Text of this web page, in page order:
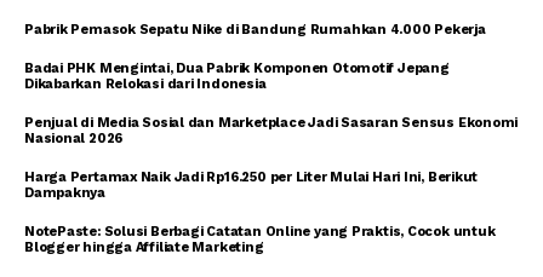
Pabrik Pemasok Sepatu Nike di Bandung Rumahkan 4.000 Pekerja
Badai PHK Mengintai, Dua Pabrik Komponen Otomotif Jepang
Dikabarkan Relokasi dari Indonesia
Penjual di Media Sosial dan Marketplace Jadi Sasaran Sensus Ekonomi
Nasional 2026
Harga Pertamax Naik Jadi Rp16.250 per Liter Mulai Hari Ini, Berikut
Dampaknya
NotePaste: Solusi Berbagi Catatan Online yang Praktis, Cocok untuk
Blogger hingga Affiliate Marketing